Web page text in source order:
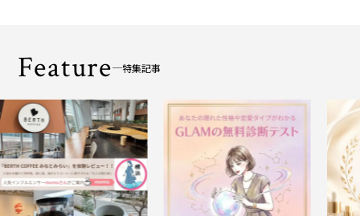
Feature 特集記事